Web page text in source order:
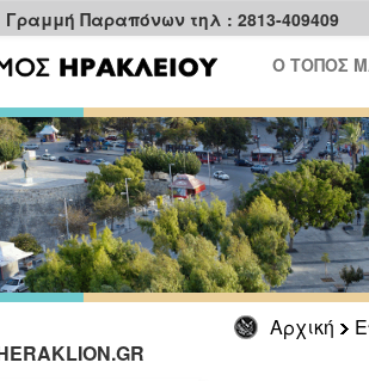
Γραμμή Παραπόνων τηλ : 2813-409409
Ο ΤΟΠΟΣ
Αρχική